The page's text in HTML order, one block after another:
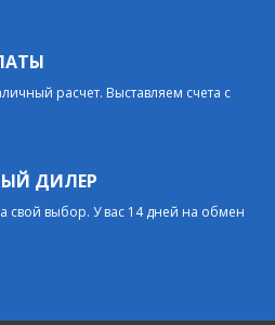
расчет. Выставляем счета с
ДИЛЕР
свой выбор. У вас 14 дней на обмен